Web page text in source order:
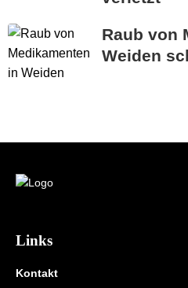
Raub von
Weiden
Links
Kontakt